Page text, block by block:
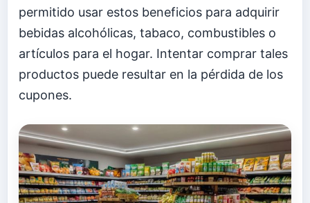
permitido usar estos beneficios para adquirir
bebidas alcohólicas, tabaco, combustibles o
artículos para el hogar. Intentar comprar tales
productos puede resultar en la pérdida de los
cupones.